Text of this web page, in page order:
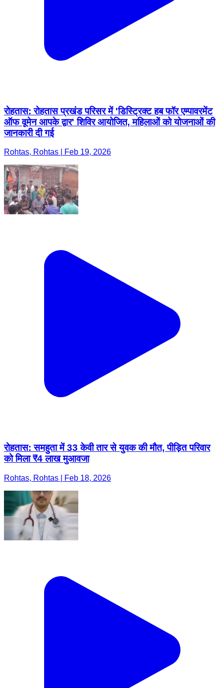
रोहतास: रोहतास प्रखंड परिसर में 'डिस्ट्रिक्ट हब फॉर एम्पावरमेंट
ऑफ वूमेन आपके द्वार' शिविर आयोजित, महिलाओं को योजनाओं की
जानकारी दी गई
Rohtas, Rohtas | Feb 19, 2026
रोहतास: समहुता में 33 केवी तार से युवक की मौत, पीड़ित परिवार
को मिला ₹4 लाख मुआवजा
Rohtas, Rohtas | Feb 18, 2026